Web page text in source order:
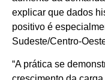
explicar que dados
positivo é
Sudeste/Centro-
“A prática se